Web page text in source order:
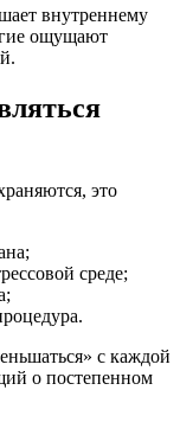
внутреннему
ощущают
это
среде;
с каждой
о постепенном